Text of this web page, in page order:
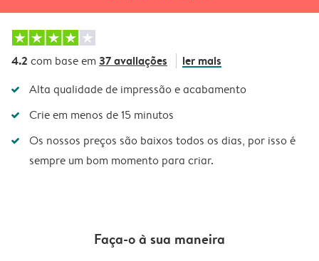
4.2 com base em 37 avaliações ler mais
Alta qualidade de impressão e acabamento
Crie em menos de 15 minutos
Os nossos preços são baixos todos os dias, por isso é
sempre um bom momento para criar.
Faça-o à sua maneira